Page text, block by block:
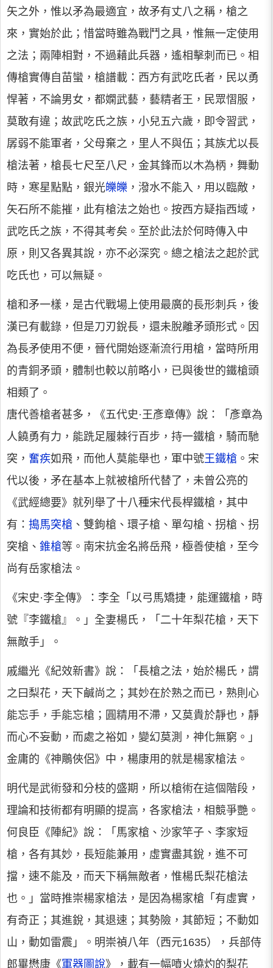
矢之外，惟以矛為最適宜，故矛有丈八之稱，槍之
來，實始於此；惜當時雖為戰鬥之具，惟無一定使用
之法；兩陣相對，不過藉此兵器，遙相擊刺而已。相
傳槍實傳自苗蠻，槍譜載：西方有武吃氏者，民以勇
悍著，不論男女，都嫻武藝，藝精者王，民眾慴服，
莫敢有違；故武吃氏之族，小兒五六歲，即令習武，
孱弱不能軍者，父母棄之，里人不與伍；其族尤以長
槍法著，槍長七尺至八尺，金其鋒而以木為柄，舞動
時，寒星點點，銀光皪皪 ，潑水不能入，用以臨敵，
矢石所不能摧，此有槍法之始也。按西方疑指西域，
武吃氏之族，不得其考矣。至於此法於何時傳入中
原，則又各異其說，亦不必深究。總之槍法之起於武
吃氏也，可以無疑。
槍和矛一樣，是古代戰場上使用最廣的長形刺兵，後
漢已有載錄，但是刀刃銳長，還未脫離矛頭形式。因
為長矛使用不便，晉代開始逐漸流行用槍，當時所用
的青銅矛頭，體制也較以前略小，已與後世的鐵槍頭
相類了。
唐代善槍者甚多，《五代史·王彥章傳》說：「彥章為
人饒勇有力，能跣足履棘行百步，持一鐵槍，騎而馳
突， 奮疾如飛，而他人莫能舉也，軍中號王鐵槍 。宋
代以後，矛在基本上就被槍所代替了，未曾公亮的
《武經總要》就列舉了十八種宋代長桿鐵槍，其中
有： 搗馬突槍 、雙鉤槍、環子槍、單勾槍、拐槍、拐
突槍、 錐槍等。南宋抗金名將岳飛，極善使槍，至今
尚有岳家槍法。
《宋史·李全傳》：李全「以弓馬矯捷，能運鐵槍，時
號『李鐵槍』。」全妻楊氏，「二十年梨花槍，天下
無敵手」。
戚繼光《紀效新書》說：「長槍之法，始於楊氏，謂
之曰梨花，天下鹹尚之；其妙在於熟之而已，熟則心
能忘手，手能忘槍；圓精用不滯，又莫貴於靜也，靜
而心不妄動，而處之裕如，變幻莫測，神化無窮。」
金庸的《神鵰俠侶》中，楊康用的就是楊家槍法。
明代是武術發和分枝的盛期，所以槍術在這個階段，
理論和技術都有明顯的提高，各家槍法，相競爭艷。
何良臣《陣紀》說：「馬家槍、沙家竿子、李家短
槍，各有其妙，長短能兼用，虛實盡其銳，進不可
擋，速不能及，而天下稱無敵者，惟楊氏梨花槍法
也。」當時推崇楊家槍法，是因為楊家槍「有虛實，
有奇正；其進銳，其退速；其勢險，其節短；不動如
山，動如雷震」。明崇禎八年（西元1635），兵部侍
郎畢懋康《軍器圖說》，載有一幅噴火燒灼的梨花